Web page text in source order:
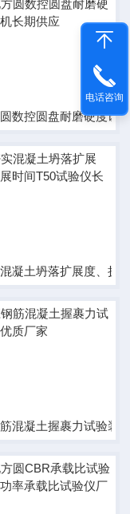
钢筋握裹力
数控圆盘耐磨硬度试
凝土坍落扩展度、扩
混凝土握裹力试验装
电话咨询